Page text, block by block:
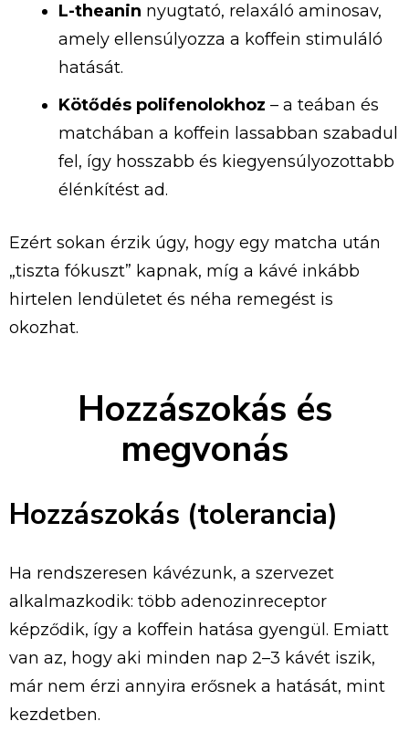
L-theanin nyugtató, relaxáló aminosav,
amely ellensúlyozza a koffein stimuláló
hatását.
Kötődés polifenolokhoz – a teában és
matchában a koffein lassabban szabadul
fel, így hosszabb és kiegyensúlyozottabb
élénkítést ad.
Ezért sokan érzik úgy, hogy egy matcha után
„tiszta fókuszt” kapnak, míg a kávé inkább
hirtelen lendületet és néha remegést is
okozhat.
Hozzászokás és
megvonás
Hozzászokás (tolerancia)
Ha rendszeresen kávézunk, a szervezet
alkalmazkodik: több adenozinreceptor
képződik, így a koffein hatása gyengül. Emiatt
van az, hogy aki minden nap 2–3 kávét iszik,
már nem érzi annyira erősnek a hatását, mint
kezdetben.